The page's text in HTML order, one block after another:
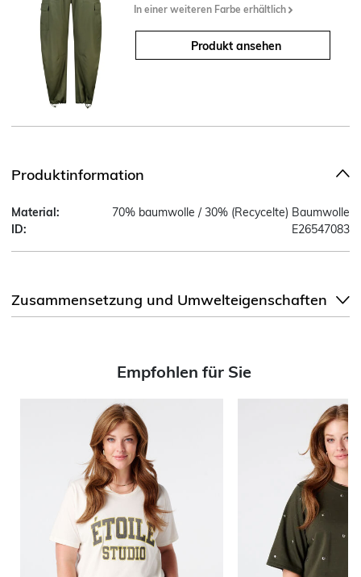
In einer weiteren Farbe erhältlich
Produkt ansehen
Produktinformation
Material:
70% baumwolle / 30% (Recycelte) Baumwolle
ID:
E26547083
Zusammensetzung und Umwelteigenschaften
Empfohlen für Sie